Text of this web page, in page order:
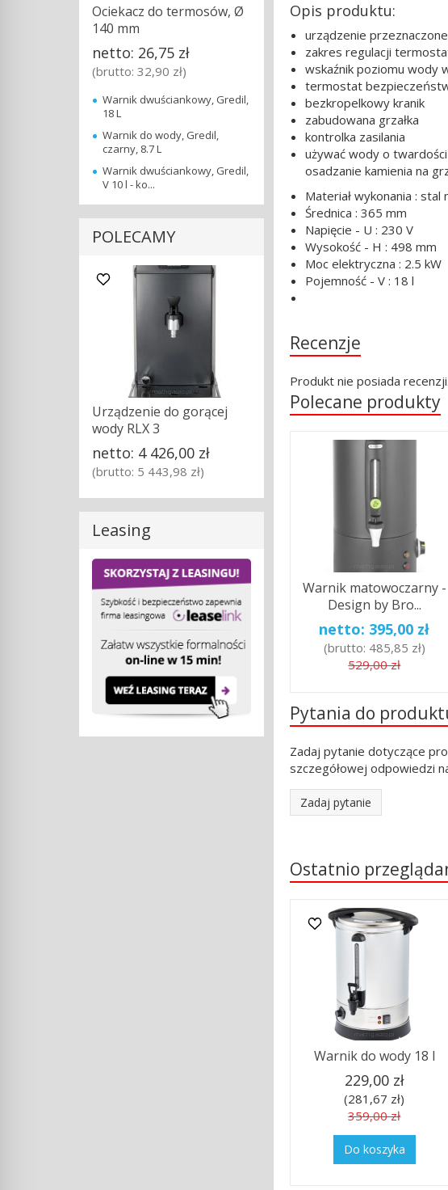
Opis produktu:
urządzenie
zakres regulacji
wskaźnik poziomu wody
termostat
bezkropelkowy kranik
zabudowana grzałka
kontrolka zasilania
używać wody o
osadzanie kamienia na
Materiał wykonania : stal
Średnica : 365 mm
Napięcie - U : 230 V
Wysokość - H : 498 mm
Moc elektryczna : 2.5 kW
Pojemność - V : 18 l
Recenzje
Produkt nie posiada recenzji.
Polecane produkty
Warnik matowoczarny -
Design by Bro...
netto: 395,00 zł
(brutto: 485,85 zł)
529,00 zł
Pytania do
Zadaj pytanie dotyczące
szczegółowej odpowiedzi
Zadaj pytanie
Ostatnio
Warnik do wody 18 l
229,00 zł
(281,67 zł)
359,00 zł
Do koszyka
Ociekacz do termosów, Ø
140 mm
netto: 26,75 zł
(brutto: 32,90 zł)
Warnik dwuściankowy, Gredil,
18 L
Warnik do wody, Gredil,
czarny, 8.7 L
Warnik dwuściankowy, Gredil,
V 10 l - ko...
POLECAMY
Urządzenie do gorącej
wody RLX 3
netto: 4 426,00 zł
(brutto: 5 443,98 zł)
Leasing